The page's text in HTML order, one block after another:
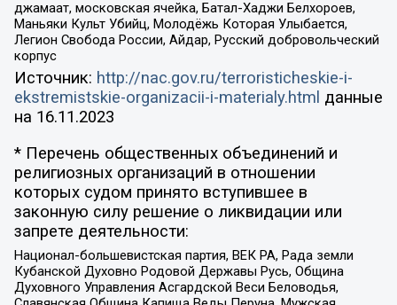
джамаат, московская ячейка, Батал-Хаджи Белхороев,
Маньяки Культ Убийц, Молодёжь Которая Улыбается,
Легион Свобода России, Айдар, Русский добровольческий
корпус
Источник: http://nac.gov.ru/terroristicheskie-i-
ekstremistskie-organizacii-i-materialy.html данные
на 16.11.2023
* Перечень общественных объединений и
религиозных организаций в отношении
которых судом принято вступившее в
законную силу решение о ликвидации или
запрете деятельности:
Национал-большевистская партия, ВЕК РА, Рада земли
Кубанской Духовно Родовой Державы Русь, Община
Духовного Управления Асгардской Веси Беловодья,